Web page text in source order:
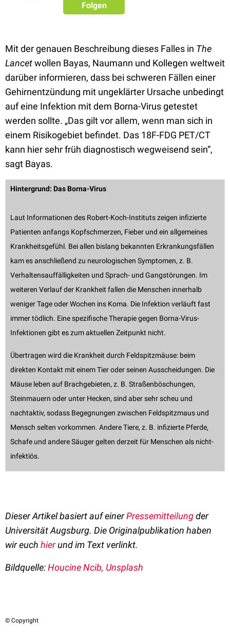
Folgen
Mit der genauen Beschreibung dieses Falles in The
Lancetwollen Bayas, Naumann und Kollegen weltweit
darüber informieren, dass bei schweren Fällen einer
Gehirnentzündung mit ungeklärter Ursache unbedingt
auf eine Infektion mit dem Borna-Virus getestet
werden sollte. „Das gilt vor allem, wenn man sich in
einem Risikogebiet befindet. Das 18F-FDG PET/CT
kann hier sehr früh diagnostisch wegweisend sein“,
sagt Bayas.
Hintergrund: Das Borna-Virus
Laut Informationen des Robert-Koch-Instituts zeigen infizierte
Patienten anfangs Kopfschmerzen, Fieber und ein allgemeines
Krankheitsgefühl. Bei allen bislang bekannten Erkrankungsfällen
kam es anschließend zu neurologischen Symptomen, z. B.
Verhaltensauffälligkeiten und Sprach- und Gangstörungen. Im
weiteren Verlauf der Krankheit fallen die Menschen innerhalb
weniger Tage oder Wochen ins Koma. Die Infektion verläuft fast
immer tödlich. Eine spezifische Therapie gegen Borna-Virus-
Infektionen gibt es zum aktuellen Zeitpunkt nicht.
Übertragen wird die Krankheit durch Feldspitzmäuse: beim
direkten Kontakt mit einem Tier oder seinen Ausscheidungen. Die
Mäuse leben auf Brachgebieten, z. B. Straßenböschungen,
Steinmauern oder unter Hecken, sind aber sehr scheu und
nachtaktiv, sodass Begegnungen zwischen Feldspitzmaus und
Mensch selten vorkommen. Andere Tiere, z. B. infizierte Pferde,
Schafe und andere Säuger gelten derzeit für Menschen als nicht-
infektiös.
Dieser Artikel basiert auf einerPressemitteilungder
Universität Augsburg. Die Originalpublikation haben
wir euch hierund im Text verlinkt.
Bildquelle:Houcine Ncib, Unsplash
© Copyright